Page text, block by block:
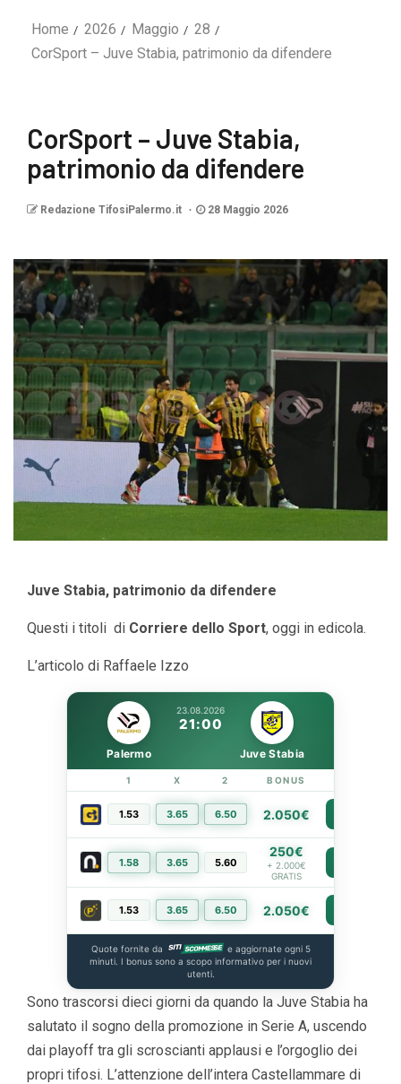
Home 2026 Maggio
28
CorSport – Juve Stabia, patrimonio da difendere
CorSport – Juve Stabia,
patrimonio da difendere
Redazione TifosiPalermo.it 28 Maggio 2026
Juve Stabia, patrimonio da difendere
Questi i titoli di Corriere dello Sport, oggi in edicola.
L’articolo di Raffaele Izzo
23.08.2026
21:00
Palermo Juve Stabia
1 X 2 BONUS
1.53 3.65 6.50 2.050€
1.58 3.65 5.60
250€
+ 2.000€
GRATIS
1.53 3.65 6.50 2.050€
Quote fornite da
e aggiornate ogni 5
minuti. I bonus sono a scopo informativo per i nuovi
utenti.
Sono trascorsi dieci giorni da quando la Juve Stabia ha
salutato il sogno della promozione in Serie A, uscendo
dai playoff tra gli scroscianti applausi e l’orgoglio dei
propri tifosi. L’attenzione dell’intera Castellammare di